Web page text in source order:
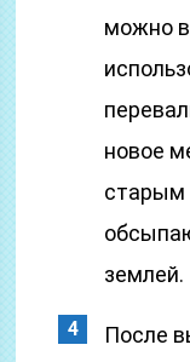
можно
новое
старым
землей.
После